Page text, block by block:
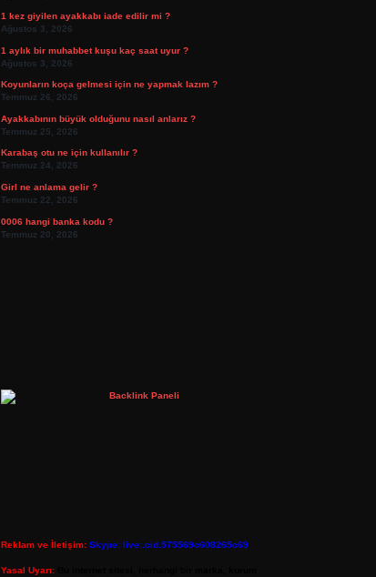
1 kez giyilen ayakkabı iade edilir mi ?
Ağustos 3, 2026
1 aylık bir muhabbet kuşu kaç saat uyur ?
Ağustos 3, 2026
Koyunların koça gelmesi için ne yapmak lazım ?
Temmuz 26, 2026
Ayakkabının büyük olduğunu nasıl anlarız ?
Temmuz 25, 2026
Karabaş otu ne için kullanılır ?
Temmuz 24, 2026
Girl ne anlama gelir ?
Temmuz 22, 2026
0006 hangi banka kodu ?
Temmuz 20, 2026
Reklam ve İletişim: Skype: live:.cid.575569c608265c69
Yasal Uyarı: